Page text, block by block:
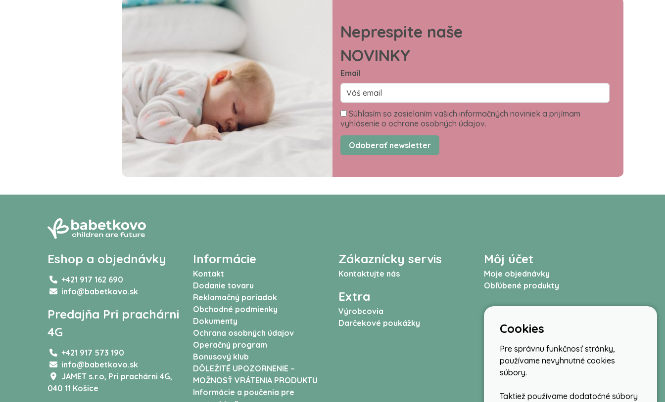
Neprespite naše
NOVINKY
Email
Súhlasím so zasielaním vašich informačných noviniek a prijímam
vyhlásenie o ochrane osobných údajov.
Odoberať newsletter
Eshop a objednávky
+421 917 162 690
info@babetkovo.sk
Predajňa Pri prachárni
4G
+421 917 573 190
info@babetkovo.sk
JAMET s.r.o, Pri prachárni 4G,
040 11 Košice
Informácie
Kontakt
Dodanie tovaru
Reklamačný poriadok
Obchodné podmienky
Dokumenty
Ochrana osobných údajov
Operačný program
Bonusový klub
DÔLEŽITÉ UPOZORNENIE –
MOŽNOSŤ VRÁTENIA PRODUKTU
Informácie a poučenia pre
Zákaznícky servis
Kontaktujte nás
Extra
Výrobcovia
Darčekové poukážky
Môj účet
Moje objednávky
Obľúbené produkty
Cookies
Pre správnu funkčnosť stránky,
používame nevyhnutné cookies
súbory.
Taktiež používame dodatočné súbory